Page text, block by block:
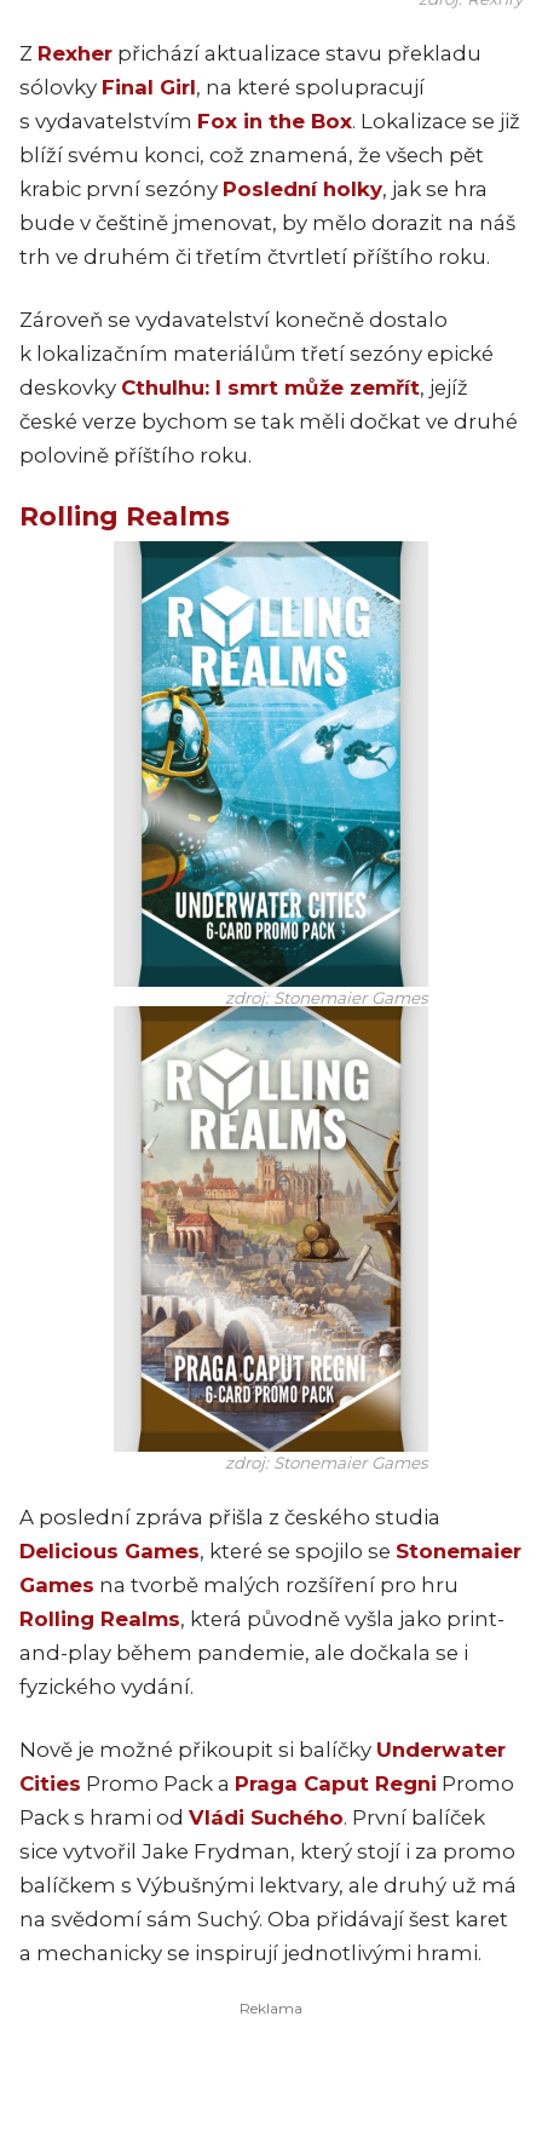
Z Rexher přichází aktualizace stavu překladu
sólovky Final Girl, na které spolupracují
s vydavatelstvím Fox in the Box. Lokalizace se již
blíží svému konci, což znamená, že všech pět
krabic první sezóny Poslední holky, jak se hra
bude v češtině jmenovat, by mělo dorazit na náš
trh ve druhém či třetím čtvrtletí příštího roku.
Zároveň se vydavatelství konečně dostalo
k lokalizačním materiálům třetí sezóny epické
deskovky Cthulhu: I smrt může zemřít, jejíž
české verze bychom se tak měli dočkat ve druhé
polovině příštího roku.
Rolling Realms
zdroj: Stonemaier Games
zdroj: Stonemaier Games
A poslední zpráva přišla z českého studia
Delicious Games, které se spojilo se Stonemaier
Games na tvorbě malých rozšíření pro hru
Rolling Realms, která původně vyšla jako print-
and-play během pandemie, ale dočkala se i
fyzického vydání.
Nově je možné přikoupit si balíčky Underwater
Cities Promo Pack a Praga Caput Regni Promo
Pack s hrami od Vládi Suchého. První balíček
sice vytvořil Jake Frydman, který stojí i za promo
balíčkem s Výbušnými lektvary, ale druhý už má
na svědomí sám Suchý. Oba přidávají šest karet
a mechanicky se inspirují jednotlivými hrami.